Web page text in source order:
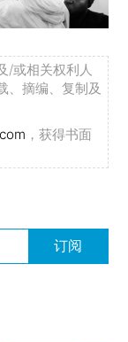
/或相关权利人
、摘编、复制及
，获得书面
订阅